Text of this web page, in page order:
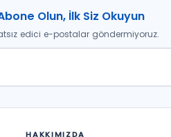
Olun, İlk Siz Okuyun
edici e-postalar göndermiyoruz.
HAKKIMIZDA